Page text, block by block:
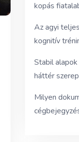
kopás
Az agyi
kognitív
Stabil
háttér
Milyen